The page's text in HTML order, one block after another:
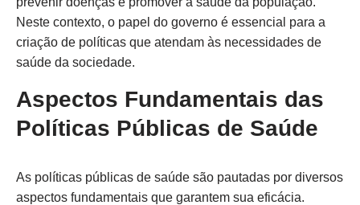
Neste contexto, o papel do governo é essencial para a
criação de políticas que atendam às necessidades de
saúde da sociedade.
Aspectos Fundamentais das
Políticas Públicas de Saúde
As políticas públicas de saúde são pautadas por diversos
aspectos fundamentais que garantem sua eficácia.